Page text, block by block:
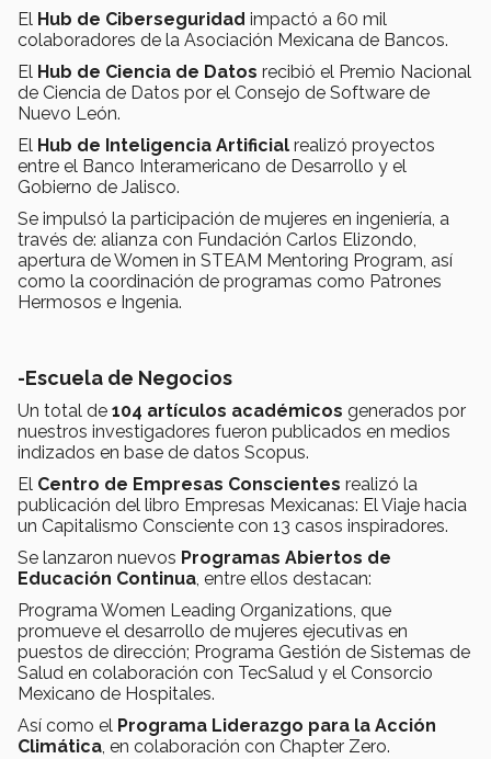
El Hub de Ciberseguridad impactó a 60 mil
colaboradores de la Asociación Mexicana de Bancos.
El Hub de Ciencia de Datos recibió el Premio Nacional
de Ciencia de Datos por el Consejo de Software de
Nuevo León.
El Hub de Inteligencia Artificial realizó proyectos
entre el Banco Interamericano de Desarrollo y el
Gobierno de Jalisco.
Se impulsó la participación de mujeres en ingeniería, a
través de: alianza con Fundación Carlos Elizondo,
apertura de Women in STEAM Mentoring Program, así
como la coordinación de programas como Patrones
Hermosos e Ingenia.
-Escuela de Negocios
Un total de 104 artículos académicos generados por
nuestros investigadores fueron publicados en medios
indizados en base de datos Scopus.
El Centro de Empresas Conscientes realizó la
publicación del libro Empresas Mexicanas: El Viaje hacia
un Capitalismo Consciente con 13 casos inspiradores.
Se lanzaron nuevos Programas Abiertos de
Educación Continua, entre ellos destacan:
Programa Women Leading Organizations, que
promueve el desarrollo de mujeres ejecutivas en
puestos de dirección; Programa Gestión de Sistemas de
Salud en colaboración con TecSalud y el Consorcio
Mexicano de Hospitales.
Así como el Programa Liderazgo para la Acción
Climática, en colaboración con Chapter Zero.